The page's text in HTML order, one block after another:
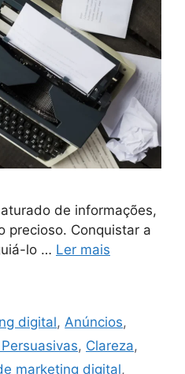
de informações,
precioso. Conquistar a
lo … Ler mais
digital,Anúncios,
, Clareza,
marketing digital,